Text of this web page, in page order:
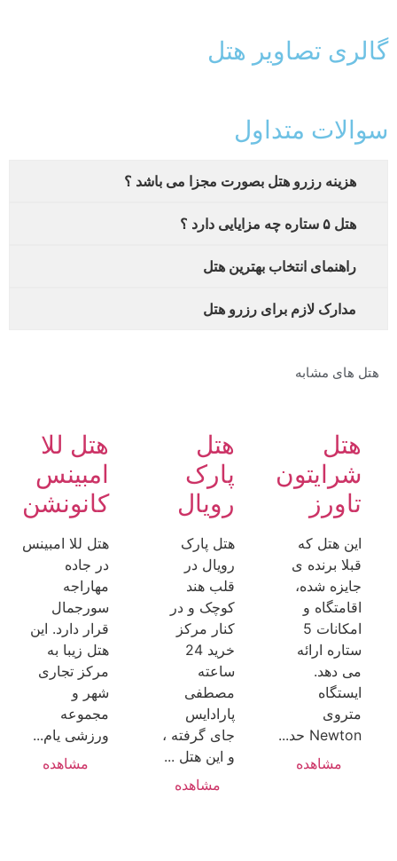
تصاویر هتل
متداول
هزینه رزرو هتل بصورت مجزا می باشد ؟
هتل ۵ ستاره چه مزایایی دارد ؟
راهنمای انتخاب بهترین هتل
مدارک لازم برای رزرو هتل
هتل های مشابه
هتل
شرایتون
تاورز
این هتل که
قبلا برنده ی
جایزه شده،
اقامتگاه و
امکانات 5
ستاره ارائه
می دهد.
ایستگاه
متروی
Newton حد...
مشاهده
هتل
پارک
رویال
هتل پارک
رویال در
قلب هند
کوچک و در
کنار مرکز ​​
خرید 24
ساعته
مصطفی
پارادایس
جای گرفته ،
و این هتل ...
مشاهده
هتل للا
امبینس
کانونشن
هتل للا امبینس
در جاده
مهاراجه
سورجمال
قرار دارد. این
هتل زیبا به
مرکز تجاری
شهر و
مجموعه
ورزشی یام...
مشاهده